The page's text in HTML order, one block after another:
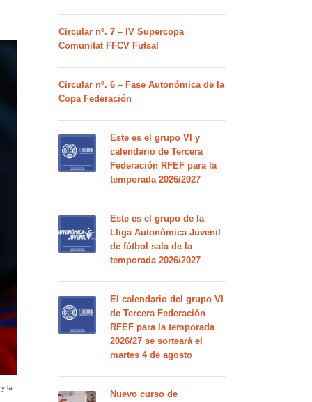
y la
Circular nº. 7 – IV Supercopa
Comunitat FFCV Futsal
Circular nº. 6 – Fase Autonómica de la
Copa Federación
Este es el grupo VI y
calendario de Tercera
Federación RFEF para la
temporada 2026/2027
Este es el grupo de la
Lliga Autonòmica Juvenil
de fútbol sala de la
temporada 2026/2027
El calendario del grupo VI
de Tercera Federación
RFEF para la temporada
2026/27 se sorteará el
martes 4 de agosto
Nuevo curso de